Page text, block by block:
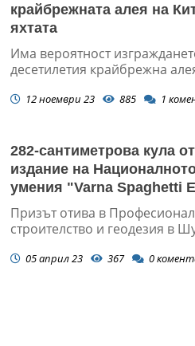
крайбрежната алея на
яхтата
Има вероятност
десетилетия крайбрежна
12 ноември 23 885 1
282-сантиметрова кула
издание на
умения "Varna Spaghetti
Призът отива в
строителство и геодезия в
05 април 23 367 0